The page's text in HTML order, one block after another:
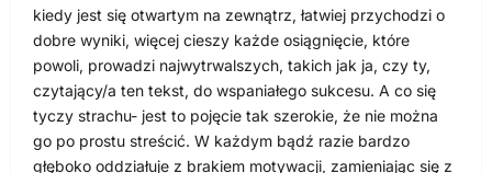
kiedy jest się otwartym na zewnątrz, łatwiej przychodzi o
dobre wyniki, więcej cieszy każde osiągnięcie, które
powoli, prowadzi najwytrwalszych, takich jak ja, czy ty,
czytający/a ten tekst, do wspaniałego sukcesu. A co się
tyczy strachu- jest to pojęcie tak szerokie, że nie można
go po prostu streścić. W każdym bądź razie bardzo
głęboko oddziałuje z brakiem motywacji, zamieniając się z